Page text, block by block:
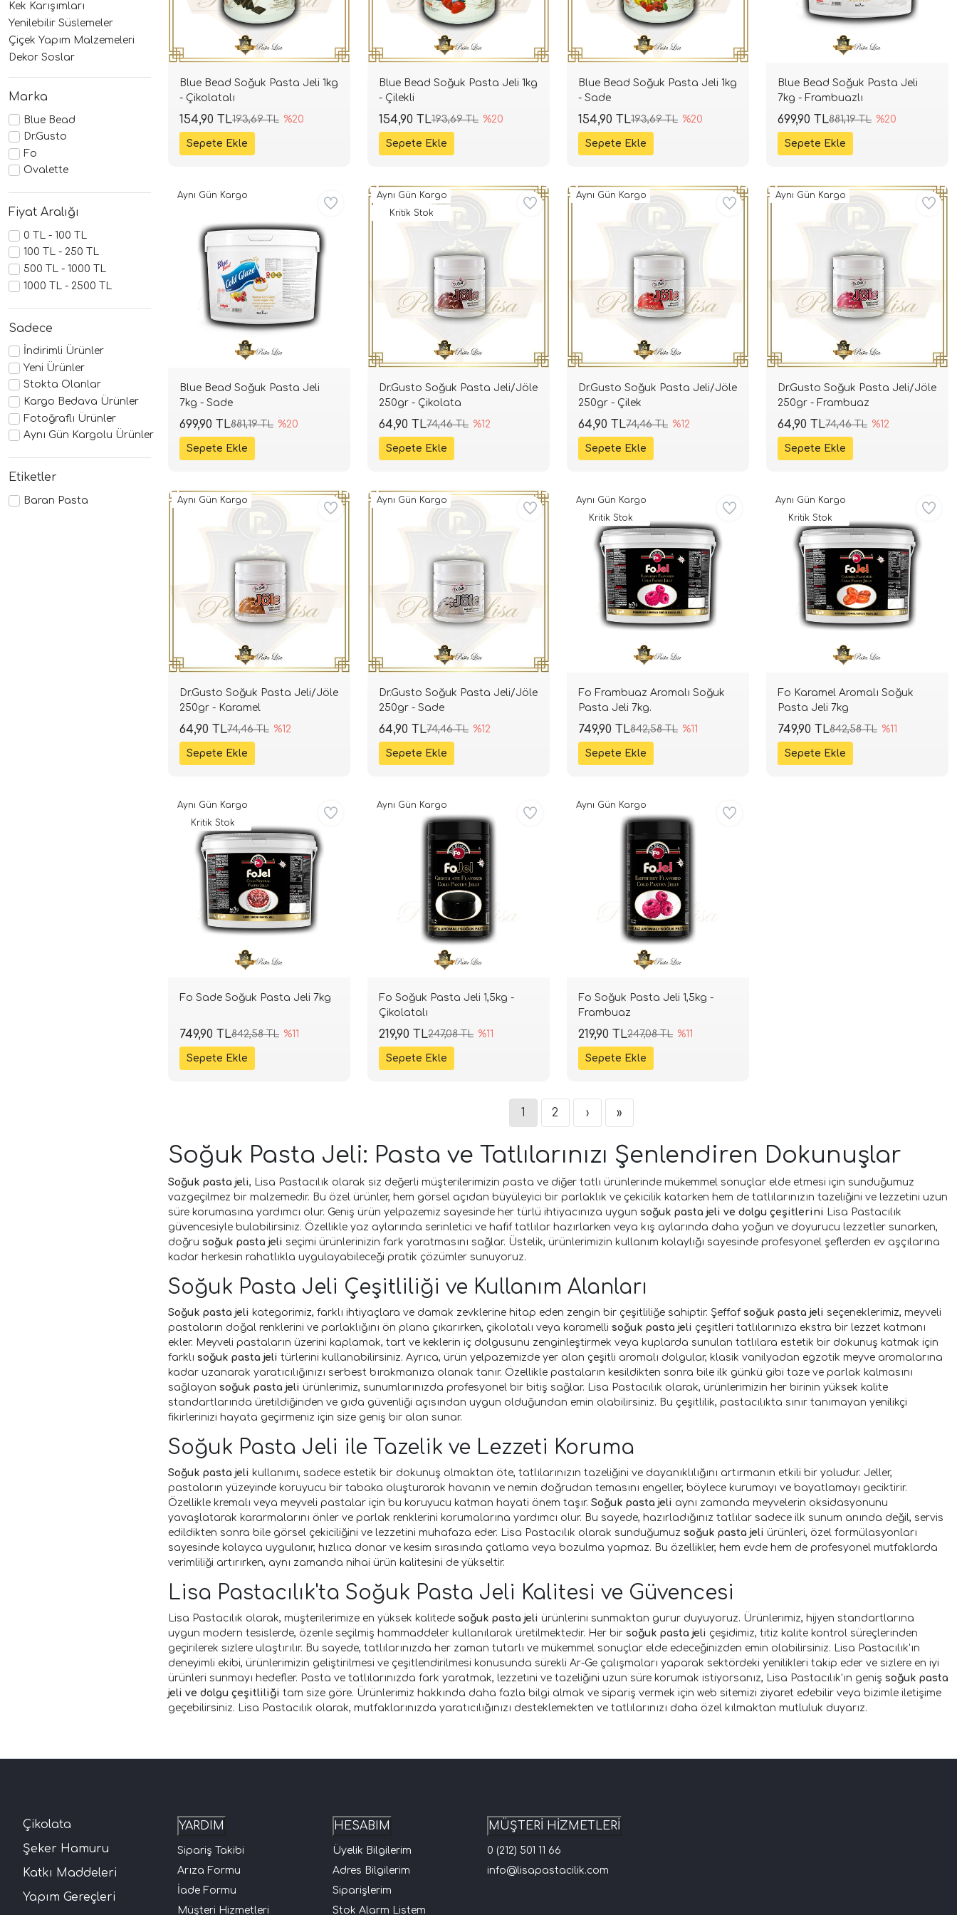
Kek Karışımları
Yenilebilir Süslemeler
Çiçek Yapım Malzemeleri
Dekor Soslar
Marka
Blue Bead
Dr.Gusto
Fo
Ovalette
Fiyat Aralığı
0 TL - 100 TL
100 TL - 250 TL
500 TL - 1000 TL
1000 TL - 2500 TL
Sadece
İndirimli Ürünler
Yeni Ürünler
Stokta Olanlar
Kargo Bedava Ürünler
Fotoğraflı Ürünler
Aynı Gün Kargolu Ürünler
Etiketler
Baran Pasta
Blue Bead Soğuk Pasta Jeli 1kg
- Çikolatalı
193,69 TL %20
154,90 TL
Blue Bead Soğuk Pasta Jeli 1kg
- Çilekli
193,69 TL %20
154,90 TL
Blue Bead Soğuk Pasta Jeli 1kg
- Sade
193,69 TL %20
154,90 TL
Blue Bead Soğuk Pasta Jeli
7kg - Frambuazlı
881,19 TL %20
699,90 TL
Blue Bead Soğuk Pasta Jeli
7kg - Sade
881,19 TL %20
699,90 TL
Aynı Gün Kargo
Dr.Gusto Soğuk Pasta Jeli/Jöle
250gr - Çikolata
74,46 TL %12
64,90 TL
Aynı Gün Kargo
Kritik Stok
Dr.Gusto Soğuk Pasta Jeli/Jöle
250gr - Çilek
74,46 TL %12
64,90 TL
Aynı Gün Kargo
Dr.Gusto Soğuk Pasta Jeli/Jöle
250gr - Frambuaz
74,46 TL %12
64,90 TL
Aynı Gün Kargo
Dr.Gusto Soğuk Pasta Jeli/Jöle
250gr - Karamel
74,46 TL %12
64,90 TL
Aynı Gün Kargo
Dr.Gusto Soğuk Pasta Jeli/Jöle
250gr - Sade
74,46 TL %12
64,90 TL
Aynı Gün Kargo
Fo Frambuaz Aromalı Soğuk
Pasta Jeli 7kg.
842,58 TL %11
749,90 TL
Aynı Gün Kargo
Kritik Stok
Fo Karamel Aromalı Soğuk
Pasta Jeli 7kg
842,58 TL %11
749,90 TL
Aynı Gün Kargo
Kritik Stok
Fo Sade Soğuk Pasta Jeli 7kg
842,58 TL %11
749,90 TL
Aynı Gün Kargo
Kritik Stok
Fo Soğuk Pasta Jeli 1,5kg -
Çikolatalı
247,08 TL %11
219,90 TL
Aynı Gün Kargo
Fo Soğuk Pasta Jeli 1,5kg -
Frambuaz
247,08 TL %11
219,90 TL
Aynı Gün Kargo
1 2 › »
Soğuk Pasta Jeli: Pasta ve Tatlılarınızı Şenlendiren Dokunuşlar
Soğuk pasta jeli, Lisa Pastacılık olarak siz değerli müşterilerimizin pasta ve diğer tatlı ürünlerinde mükemmel sonuçlar elde etmesi için sunduğumuz
vazgeçilmez bir malzemedir. Bu özel ürünler, hem görsel açıdan büyüleyici bir parlaklık ve çekicilik katarken hem de tatlılarınızın tazeliğini ve lezzetini uzun
süre korumasına yardımcı olur. Geniş ürün yelpazemiz sayesinde her türlü ihtiyacınıza uygun soğuk pasta jeli ve dolgu çeşitlerini
Lisa Pastacılık
güvencesiyle bulabilirsiniz. Özellikle yaz aylarında serinletici ve hafif tatlılar hazırlarken veya kış aylarında daha yoğun ve doyurucu lezzetler sunarken,
doğru soğuk pasta jeli seçimi ürünlerinizin fark yaratmasını sağlar. Üstelik, ürünlerimizin kullanım kolaylığı sayesinde profesyonel şeflerden ev aşçılarına
kadar herkesin rahatlıkla uygulayabileceği pratik çözümler sunuyoruz.
Soğuk Pasta Jeli Çeşitliliği ve Kullanım Alanları
Soğuk pasta jeli kategorimiz, farklı ihtiyaçlara ve damak zevklerine hitap eden zengin bir çeşitliliğe sahiptir. Şeffaf soğuk pasta jeli seçeneklerimiz, meyveli
pastaların doğal renklerini ve parlaklığını ön plana çıkarırken, çikolatalı veya karamelli soğuk pasta jeli çeşitleri tatlılarınıza ekstra bir lezzet katmanı
ekler. Meyveli pastaların üzerini kaplamak, tart ve keklerin iç dolgusunu zenginleştirmek veya kuplarda sunulan tatlılara estetik bir dokunuş katmak için
farklı soğuk pasta jeli türlerini kullanabilirsiniz. Ayrıca, ürün yelpazemizde yer alan çeşitli aromalı dolgular, klasik vanilyadan egzotik meyve aromalarına
kadar uzanarak yaratıcılığınızı serbest bırakmanıza olanak tanır. Özellikle pastaların kesildikten sonra bile ilk günkü gibi taze ve parlak kalmasını
sağlayan soğuk pasta jeli ürünlerimiz, sunumlarınızda profesyonel bir bitiş sağlar. Lisa Pastacılık olarak, ürünlerimizin her birinin yüksek kalite
standartlarında üretildiğinden ve gıda güvenliği açısından uygun olduğundan emin olabilirsiniz. Bu çeşitlilik, pastacılıkta sınır tanımayan yenilikçi
fikirlerinizi hayata geçirmeniz için size geniş bir alan sunar.
Soğuk Pasta Jeli ile Tazelik ve Lezzeti Koruma
Soğuk pasta jeli kullanımı, sadece estetik bir dokunuş olmaktan öte, tatlılarınızın tazeliğini ve dayanıklılığını artırmanın etkili bir yoludur. Jeller,
pastaların yüzeyinde koruyucu bir tabaka oluşturarak havanın ve nemin doğrudan temasını engeller, böylece kurumayı ve bayatlamayı geciktirir.
Özellikle kremalı veya meyveli pastalar için bu koruyucu katman hayati önem taşır. Soğuk pasta jeli aynı zamanda meyvelerin oksidasyonunu
yavaşlatarak kararmalarını önler ve parlak renklerini korumalarına yardımcı olur. Bu sayede, hazırladığınız tatlılar sadece ilk sunum anında değil, servis
edildikten sonra bile görsel çekiciliğini ve lezzetini muhafaza eder. Lisa Pastacılık olarak sunduğumuz soğuk pasta jeli ürünleri, özel formülasyonları
sayesinde kolayca uygulanır, hızlıca donar ve kesim sırasında çatlama veya bozulma yapmaz. Bu özellikler, hem evde hem de profesyonel mutfaklarda
verimliliği artırırken, aynı zamanda nihai ürün kalitesini de yükseltir.
Lisa Pastacılık'ta Soğuk Pasta Jeli Kalitesi ve Güvencesi
Lisa Pastacılık olarak, müşterilerimize en yüksek kalitede soğuk pasta jeli ürünlerini sunmaktan gurur duyuyoruz. Ürünlerimiz, hijyen standartlarına
uygun modern tesislerde, özenle seçilmiş hammaddeler kullanılarak üretilmektedir. Her bir soğuk pasta jeli çeşidimiz, titiz kalite kontrol süreçlerinden
geçirilerek sizlere ulaştırılır. Bu sayede, tatlılarınızda her zaman tutarlı ve mükemmel sonuçlar elde edeceğinizden emin olabilirsiniz. Lisa Pastacılık'ın
deneyimli ekibi, ürünlerimizin geliştirilmesi ve çeşitlendirilmesi konusunda sürekli Ar-Ge çalışmaları yaparak sektördeki yenilikleri takip eder ve sizlere en iyi
ürünleri sunmayı hedefler. Pasta ve tatlılarınızda fark yaratmak, lezzetini ve tazeliğini uzun süre korumak istiyorsanız, Lisa Pastacılık'ın geniş soğuk pasta
jeli ve dolgu çeşitliliği tam size göre. Ürünlerimiz hakkında daha fazla bilgi almak ve sipariş vermek için web sitemizi ziyaret edebilir veya bizimle iletişime
geçebilirsiniz. Lisa Pastacılık olarak, mutfaklarınızda yaratıcılığınızı desteklemekten ve tatlılarınızı daha özel kılmaktan mutluluk duyarız.
Çikolata
Şeker Hamuru
Katkı Maddeleri
Yapım Gereçleri
YARDIM
Sipariş Takibi
Arıza Formu
İade Formu
Müşteri Hizmetleri
HESABIM
Üyelik Bilgilerim
Adres Bilgilerim
Siparişlerim
Stok Alarm Listem
MÜŞTERİ HİZMETLERİ
0 (212) 501 11 66
info@lisapastacilik.com